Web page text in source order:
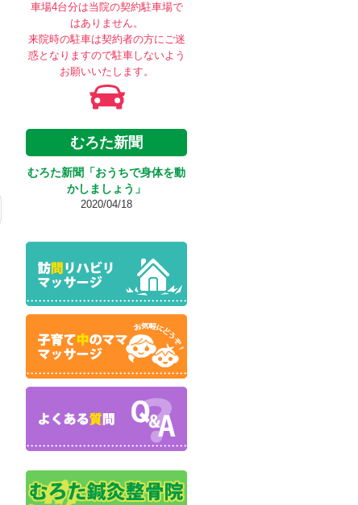
車場4台分は当院の契約駐車場で
はありません。
来院時の駐車は契約者の方にご迷
惑となりますので駐車しないよう
お願いいたします。
むろた新聞
むろた新聞「おうちで身体を動
かしましょう」
2020/04/18